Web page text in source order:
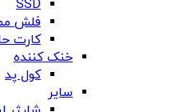
SSD
فلش
کارت
خنک کننده
کول پد
سایر